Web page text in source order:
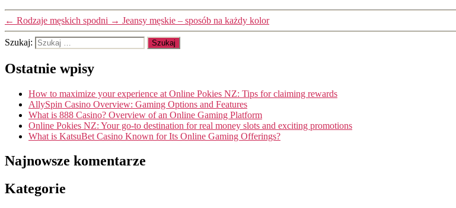
← Rodzaje męskich spodni → Jeansy męskie – sposób na każdy kolor
Szukaj:
Ostatnie wpisy
How to maximize your experience at Online Pokies NZ: Tips for claiming rewards
AllySpin Casino Overview: Gaming Options and Features
What is 888 Casino? Overview of an Online Gaming Platform
Online Pokies NZ: Your go-to destination for real money slots and exciting promotions
What is KatsuBet Casino Known for Its Online Gaming Offerings?
Najnowsze komentarze
Kategorie